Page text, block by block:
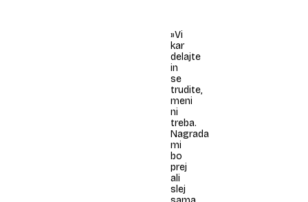
»Vi
kar
delajte
in
se
trudite,
meni
ni
treba.
Nagrada
mi
bo
prej
ali
slej